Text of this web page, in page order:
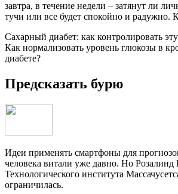
завтра, в течение недели – затянут ли
тучи или все будет спокойно и радужно.
Сахарный диабет: как контролировать
Как нормализовать уровень глюкозы в
диабете?
Предсказать бурю
Идеи применять смартфоны для
человека витали уже давно. Но Розалинд
Технологического института
ограничилась.